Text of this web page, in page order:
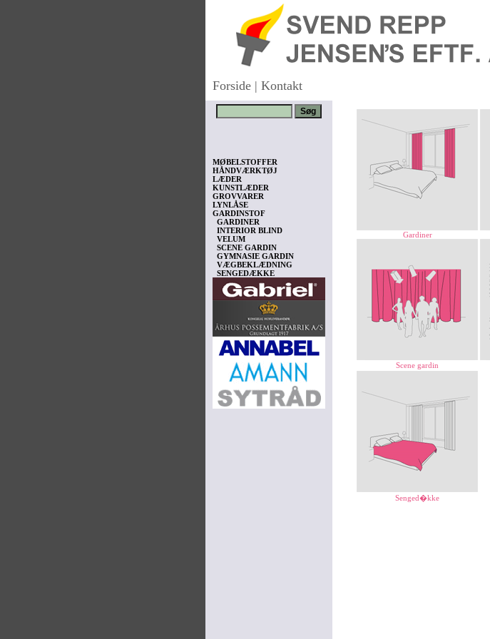
Forside | Kontakt
MØBELSTOFFER
HÅNDVÆRKTØJ
LÆDER
KUNSTLÆDER
GROVVARER
LYNLÅSE
GARDINSTOF
GARDINER
INTERIOR BLIND
VELUM
SCENE GARDIN
GYMNASIE GARDIN
VÆGBEKLÆDNING
SENGEDÆKKE
Gardiner
Scene gardin
Senged�kke